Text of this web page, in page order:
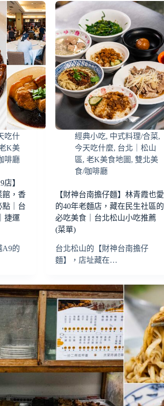
吃什
K美
啡廳
】
館，香
點｜台
捷運
A9的
經典小吃, 中式料理/合菜,
今天吃什麼, 台北｜松山
區, 老K美食地圖 , 雙北美
食/咖啡廳
【財神台南擔仔麵】林青霞也愛
的40年老麵店，藏在民生社區的
必吃美食｜台北松山小吃推薦
(菜單)
台北松山的【財神台南擔仔
麵】，店址藏在…